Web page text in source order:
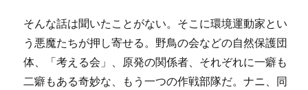
そんな話は聞いたことがない。そこに環境運動家とい
う悪魔たちが押し寄せる。野鳥の会などの自然保護団
体、「考える会」、原発の関係者、それぞれに一癖も
二癖もある奇妙な、もう一つの作戦部隊だ。ナニ、同